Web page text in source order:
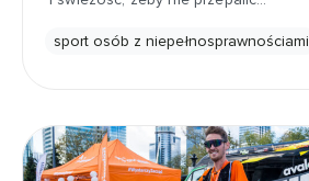
sport osób z niepełnosprawnościami